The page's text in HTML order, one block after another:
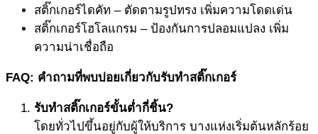
สติ๊กเกอร์ไดคัท – ตัดตามรูปทรง เพิ่มความโดดเด่น
สติ๊กเกอร์โฮโลแกรม – ป้องกันการปลอมแปลง เพิ่ม
ความน่าเชื่อถือ
FAQ: คำถามที่พบบ่อยเกี่ยวกับรับทำสติ๊กเกอร์
รับทำสติ๊กเกอร์ขั้นต่ำกี่ชิ้น?
โดยทั่วไปขึ้นอยู่กับผู้ให้บริการ บางแห่งเริ่มต้นหลักร้อย